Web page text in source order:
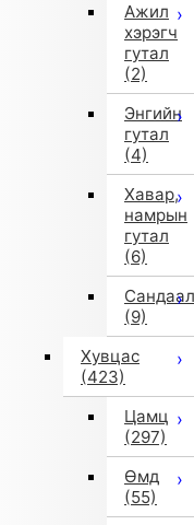
Ажил
хэрэгч
гутал
(2)
Энгийн
гутал
(4)
Хавар,
намрын
гутал
(6)
Сандаал
(9)
Хувцас
(423)
Цамц
(297)
Өмд
(55)